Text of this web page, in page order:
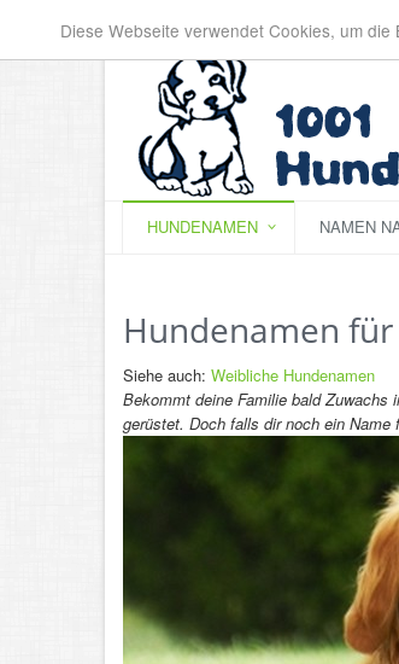
Diese Webseite verwendet Cookies, um
HUNDENAMEN NAMEN
Hundenamen
Siehe auch: Weibliche Hundenamen
Bekommt deine Familie bald Zuwachs
gerüstet. Doch falls dir noch ein